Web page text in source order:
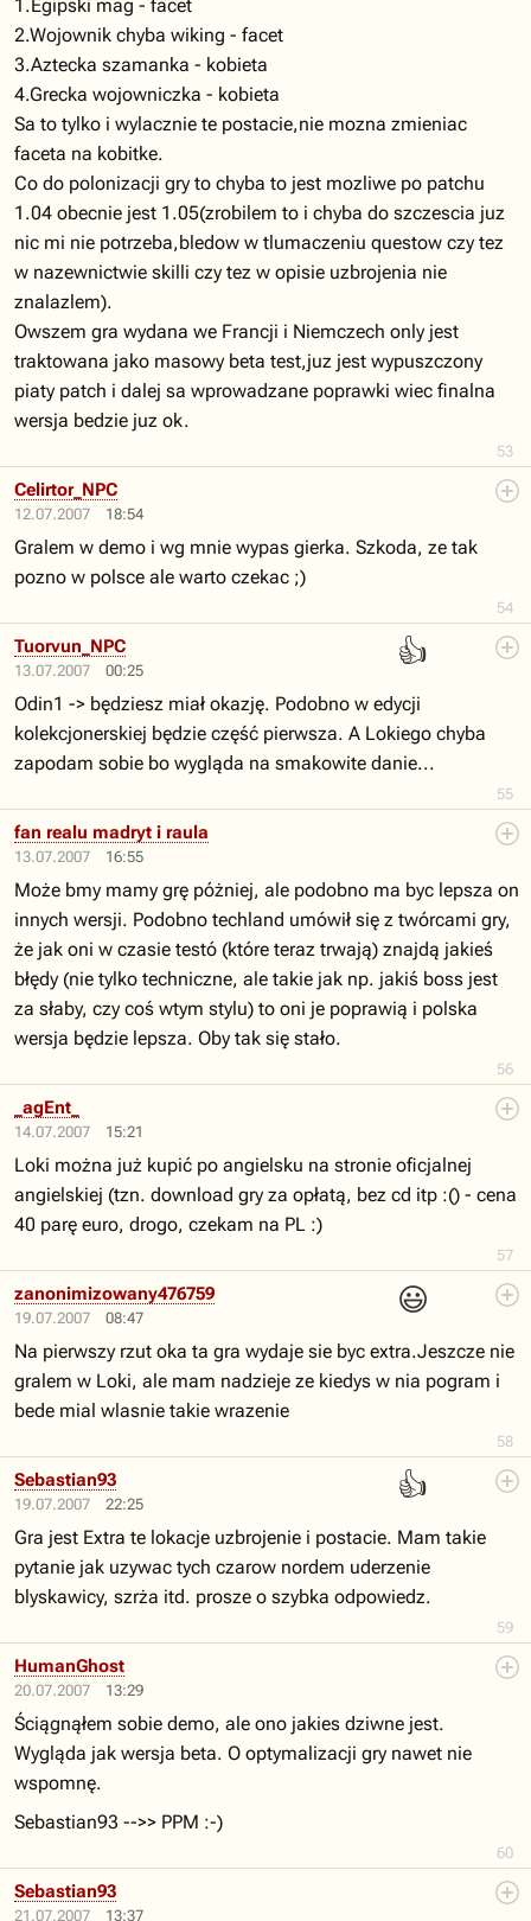
53
1.Egipski mag - facet
2.Wojownik chyba wiking - facet
3.Aztecka szamanka - kobieta
4.Grecka wojowniczka - kobieta
Sa to tylko i wylacznie te postacie,nie mozna zmieniac
faceta na kobitke.
Co do polonizacji gry to chyba to jest mozliwe po patchu
1.04 obecnie jest 1.05(zrobilem to i chyba do szczescia juz
nic mi nie potrzeba,bledow w tlumaczeniu questow czy tez
w nazewnictwie skilli czy tez w opisie uzbrojenia nie
znalazlem).
Owszem gra wydana we Francji i Niemczech only jest
traktowana jako masowy beta test,juz jest wypuszczony
piaty patch i dalej sa wprowadzane poprawki wiec finalna
wersja bedzie juz ok.
12.07.2007 18:54
54
Celirtor_NPC
Gralem w demo i wg mnie wypas gierka. Szkoda, ze tak
pozno w polsce ale warto czekac ;)
13.07.2007 00:25
👍
55
Tuorvun_NPC
Odin1 -> będziesz miał okazję. Podobno w edycji
kolekcjonerskiej będzie część pierwsza. A Lokiego chyba
zapodam sobie bo wygląda na smakowite danie...
13.07.2007 16:55
56
fan realu madryt i raula
Może bmy mamy grę póżniej, ale podobno ma byc lepsza on
innych wersji. Podobno techland umówił się z twórcami gry,
że jak oni w czasie testó (które teraz trwają) znajdą jakieś
błędy (nie tylko techniczne, ale takie jak np. jakiś boss jest
za słaby, czy coś wtym stylu) to oni je poprawią i polska
wersja będzie lepsza. Oby tak się stało.
14.07.2007 15:21
57
_agEnt_
Loki można już kupić po angielsku na stronie oficjalnej
angielskiej (tzn. download gry za opłatą, bez cd itp :() - cena
40 parę euro, drogo, czekam na PL :)
19.07.2007 08:47
😃
58
zanonimizowany476759
Na pierwszy rzut oka ta gra wydaje sie byc extra.Jeszcze nie
gralem w Loki, ale mam nadzieje ze kiedys w nia pogram i
bede mial wlasnie takie wrazenie
19.07.2007 22:25
👍
59
Sebastian93
Gra jest Extra te lokacje uzbrojenie i postacie. Mam takie
pytanie jak uzywac tych czarow nordem uderzenie
blyskawicy, szrża itd. prosze o szybka odpowiedz.
20.07.2007 13:29
60
HumanGhost
Ściągnąłem sobie demo, ale ono jakies dziwne jest.
Wygląda jak wersja beta. O optymalizacji gry nawet nie
wspomnę.
Sebastian93 -->> PPM :-)
21.07.2007 13:37
Sebastian93